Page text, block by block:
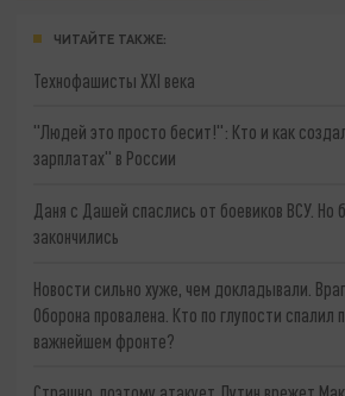
ЧИТАЙТЕ ТАКЖЕ:
Технофашисты XXI века
"Людей это просто бесит!": Кто и как
зарплатах" в России
Даня с Дашей спаслись от боевиков ВСУ.
закончились
Новости сильно хуже, чем докладывали.
Оборона провалена. Кто по глупости спалил
важнейшем фронте?